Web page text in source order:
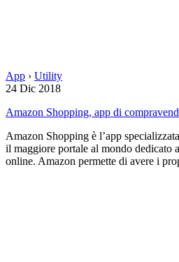
App › Utility
24 Dic 2018
Amazon Shopping, app di
Amazon Shopping è l’app
il maggiore portale al mondo dedicato
online. Amazon permette di avere i